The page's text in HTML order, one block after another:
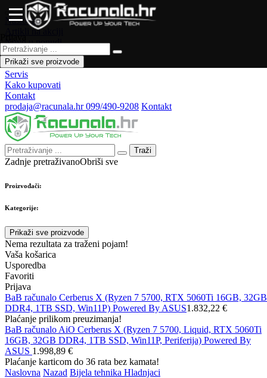
Naslovna
Artikli na akciji
Novo u ponudi
Česta pitanja
Forum
Servis
Kako kupovati
Kontakt
prodaja@racunala.hr099/490-9208 Kontakt
Traži
Zadnje pretraživanoObriši sve
Proizvođači:
Kategorije:
Prikaži sve proizvode
Nema rezultata za traženi pojam!
Vaša košarica
Usporedba
Favoriti
Prijava
Prikaži sve proizvode
BaB računalo Cerberus X (Ryzen 7 5700, RTX 5060Ti 16GB, 32GB
DDR4, 1TB SSD, Win11P) Powered By ASUS1.832,22 €
Plaćanje prilikom preuzimanja!
BaB računalo AiO Cerberus X (Ryzen 7 5700, Liquid, RTX 5060Ti
16GB, 32GB DDR4, 1TB SSD, Win11P, Periferija) Powered By
ASUS 1.998,89 €
Plaćanje karticom do 36 rata bez kamata!
Naslovna Nazad Bijela tehnika Hladnjaci